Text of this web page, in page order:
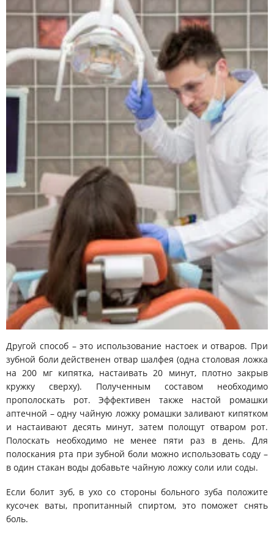
Другой способ– это использование настоек и отваров. При
зубной боли действенен отвар шалфея (одна столовая ложка
на 200 мг кипятка, настаивать 20 минут, плотно закрыв
кружку сверху). Полученным составом необходимо
прополоскать рот. Эффективен также настой ромашки
аптечной – одну чайную ложку ромашки заливают кипятком
и настаивают десять минут, затем полощут отваром рот.
Полоскать необходимо не менее пяти раз в день. Для
полоскания рта при зубной боли можно использовать соду –
в один стакан воды добавьте чайную ложку соли или соды.
Если болит зуб, в ухо со стороны больного зуба положите
кусочек ваты, пропитанный спиртом, это поможет снять
боль.